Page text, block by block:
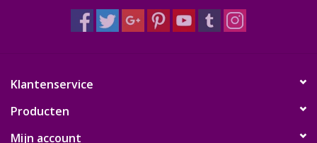
Klantenservice
Producten
Mijn account